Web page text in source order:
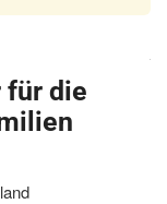
für die